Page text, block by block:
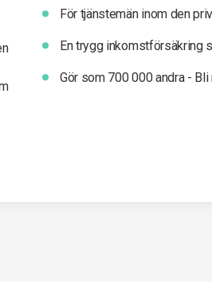
För tjänstemän inom den
En trygg inkomst­försäkring
Gör som 700 000 andra -